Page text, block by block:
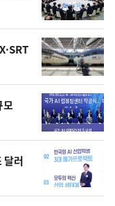
모
달러